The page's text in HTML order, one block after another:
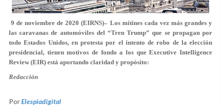
9 de noviembre de 2020 (EIRNS)– Los mítines cada vez más grandes y
las caravanas de automóviles del “Tren Trump” que se propagan por
todo Estados Unidos, en protesta por el intento de robo de la elección
presidencial, tienen motivos de fondo a los que Executive Intelligence
Review (EIR) está aportando claridad y propósito:
Redacción
PorElespiadigital